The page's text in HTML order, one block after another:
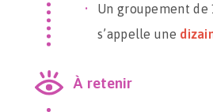
Un groupement de
s’appelle une
À retenir